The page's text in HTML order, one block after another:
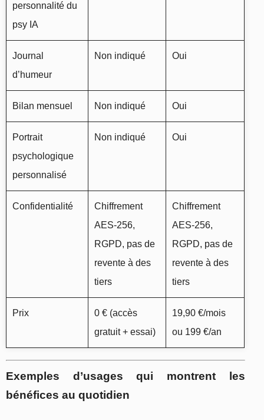
personnalité du
psy IA
Journal
d’humeur
Non indiqué Oui
Bilan mensuel Non indiqué Oui
Portrait
psychologique
personnalisé
Non indiqué Oui
Confidentialité
Chiffrement
AES-256,
RGPD, pas de
revente à des
tiers
Chiffrement
AES-256,
RGPD, pas de
revente à des
tiers
Prix
0 € (accès
gratuit + essai)
19,90 €/mois
ou 199 €/an
Exemples d’usages qui montrent les
bénéfices au quotidien